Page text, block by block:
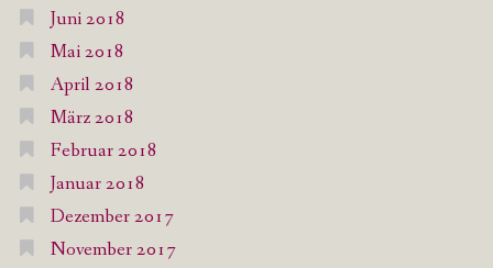
Juni 2018
Mai 2018
April 2018
März 2018
Februar 2018
Januar 2018
Dezember 2017
November 2017